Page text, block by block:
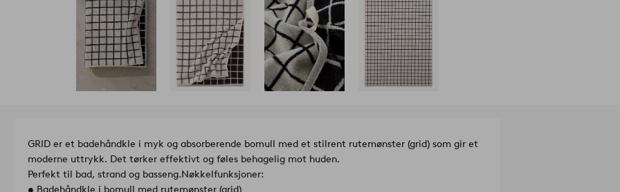
GRID er et badehåndkle i myk og absorberende bomull med et stilrent rutemønster (grid) som gir et
moderne uttrykk. Det tørker effektivt og føles behagelig mot huden.
Perfekt til bad, strand og basseng.Nøkkelfunksjoner:
• Badehåndkle i bomull med rutemønster (grid)